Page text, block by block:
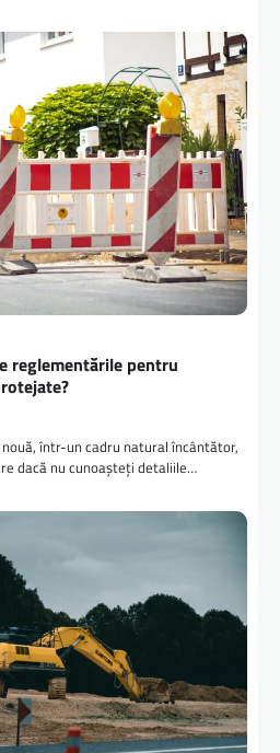
reglementările pentru
într-un cadru natural încântător,
dacă nu cunoașteți detaliile…